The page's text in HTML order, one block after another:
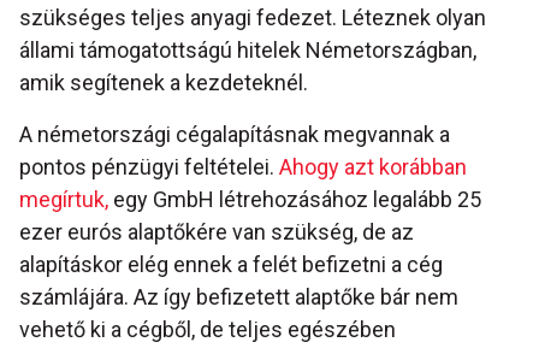
szükséges teljes anyagi fedezet. Léteznek olyan
állami támogatottságú hitelek Németországban,
amik segítenek a kezdeteknél.
A németországi cégalapításnak megvannak a
pontos pénzügyi feltételei. Ahogy azt korábban
megírtuk, egy GmbH létrehozásához legalább 25
ezer eurós alaptőkére van szükség, de az
alapításkor elég ennek a felét befizetni a cég
számlájára. Az így befizetett alaptőke bár nem
vehető ki a cégből, de teljes egészében